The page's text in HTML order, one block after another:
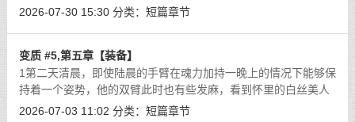
眼床头显示着5：30的电子表，如果不这么吵，我一定起不来。
2026-07-30 15:30 分类： 短篇章节
变质 #5,第五章【装备】
1第二天清晨，即使陆晨的手臂在魂力加持一晚上的情况下能够保
持着一个姿势，他的双臂此时也有些发麻，看到怀里的白丝美人
还在熟睡，他轻轻的从诱人的白丝嘴唇里伸出手指，轻轻的将她
2026-07-03 11:02 分类： 短篇章节